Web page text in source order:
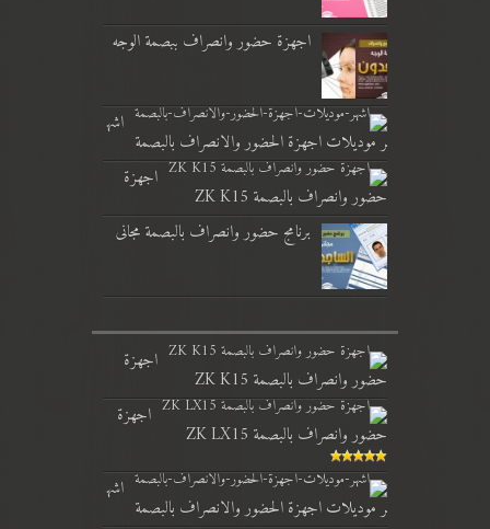
اجهزة حضور وانصراف ببصمة الوجه
اشه
ر موديلات اجهزة الحضور والانصراف بالبصمة
اجهزة
حضور وانصراف بالبصمة ZK K15
برنامج حضور وانصراف بالبصمة مجانى
اجهزة
حضور وانصراف بالبصمة ZK K15
اجهزة
حضور وانصراف بالبصمة ZK LX15
اشه
ر موديلات اجهزة الحضور والانصراف بالبصمة